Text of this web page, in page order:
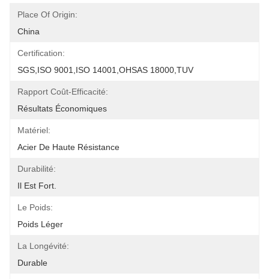
Place Of Origin:
China
Certification:
SGS,ISO 9001,ISO 14001,OHSAS 18000,TUV
Rapport Coût-Efficacité:
Résultats Économiques
Matériel:
Acier De Haute Résistance
Durabilité:
Il Est Fort.
Le Poids:
Poids Léger
La Longévité:
Durable